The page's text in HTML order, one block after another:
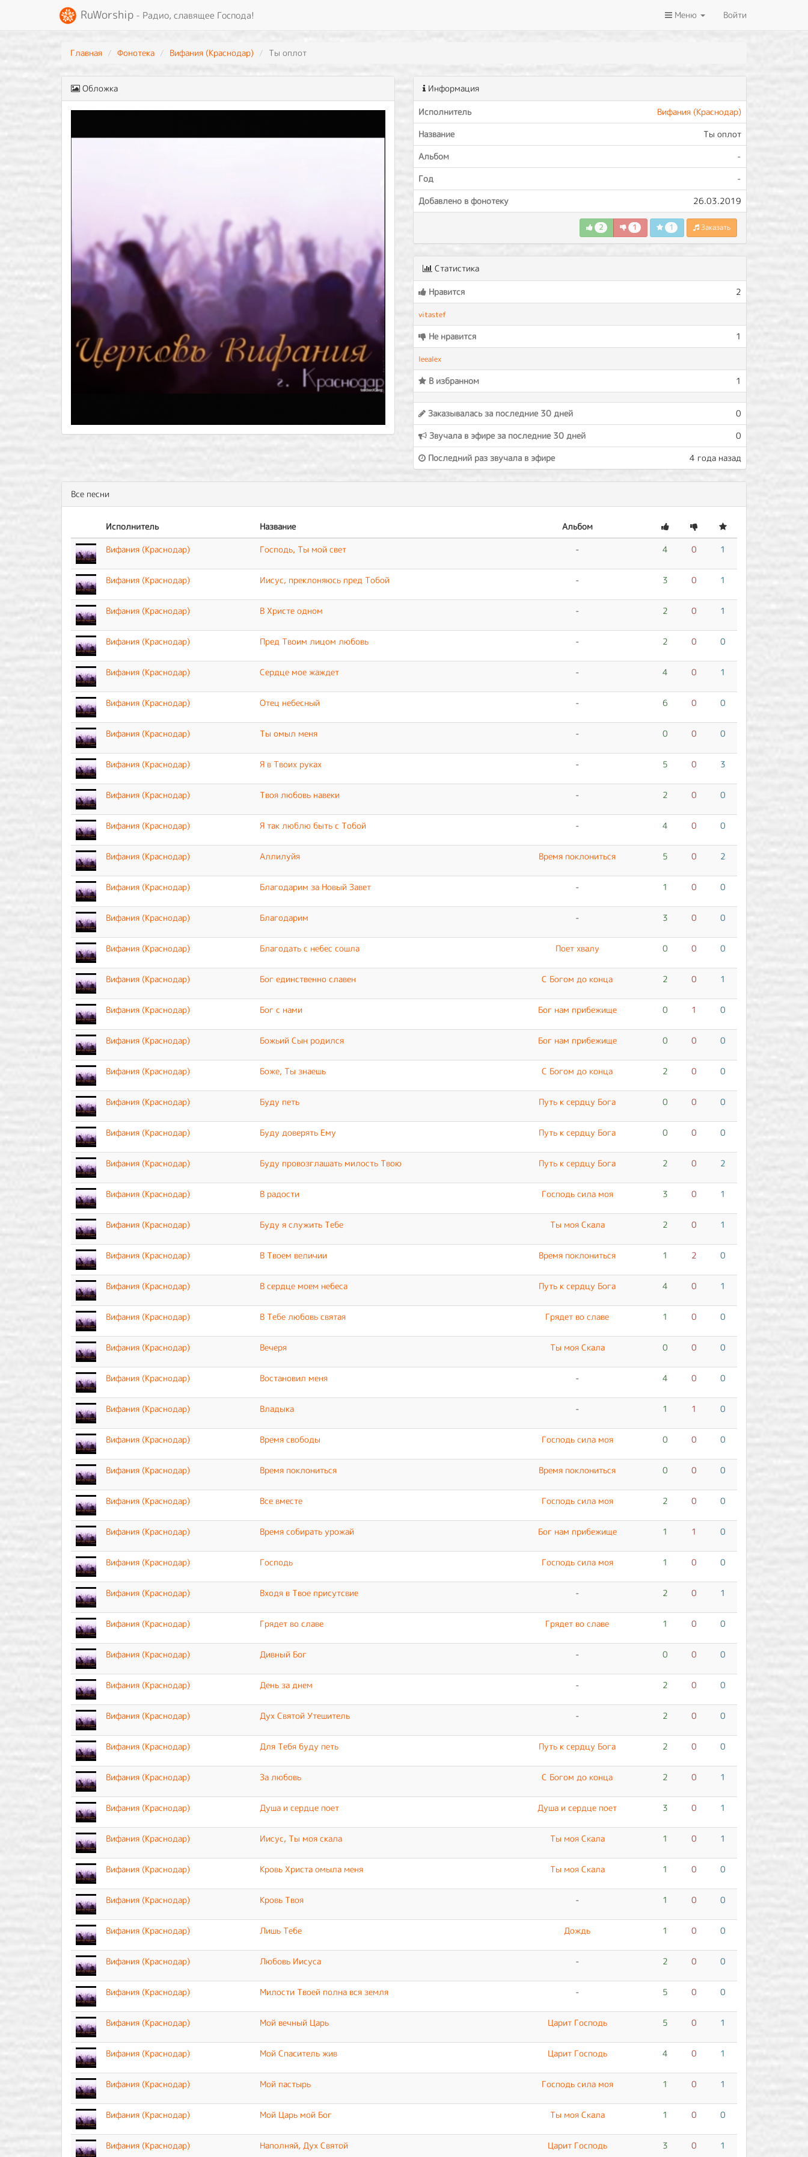
RuWorship - Радио, славящее Господа! Меню Войти
Главная Фонотека Вифания (Краснодар) Ты оплот
Обложка Информация
Исполнитель
Вифания (Краснодар)
Название
Ты оплот
Альбом
-
Год
-
Добавлено в фонотеку
26.03.2019
2 1 1 Заказать
Статистика
Нравится 2
vitastef
Не нравится 1
leealex
В избранном 1
Заказывалась за последние 30 дней
0
Звучала в эфире за последние 30 дней
0
Последний раз звучала в эфире
4 года назад
Все песни
Исполнитель Название
Альбом
Вифания (Краснодар)
Господь, Ты мой свет - 4 0 1
Вифания (Краснодар) Иисус, преклоняюсь пред Тобой - 3 0 1
Вифания (Краснодар) В Христе одном - 2 0 1
Вифания (Краснодар) Пред Твоим лицом любовь - 2 0 0
Вифания (Краснодар) Сердце мое жаждет - 4 0 1
Вифания (Краснодар) Отец небесный - 6 0 0
Вифания (Краснодар) Ты омыл меня - 0 0 0
Вифания (Краснодар) Я в Твоих руках - 5 0 3
Вифания (Краснодар) Твоя любовь навеки - 2 0 0
Вифания (Краснодар) Я так люблю быть с Тобой - 4 0 0
Вифания (Краснодар) Аллилуйя Время поклониться 5 0 2
Вифания (Краснодар) Благодарим за Новый Завет - 1 0 0
Вифания (Краснодар) Благодарим - 3 0 0
Вифания (Краснодар) Благодать с небес сошла Поет хвалу 0 0 0
Вифания (Краснодар) Бог единственно славен С Богом до конца 2 0 1
Вифания (Краснодар) Бог с нами Бог нам прибежище 0 1 0
Вифания (Краснодар) Божьий Сын родился Бог нам прибежище 0 0 0
Вифания (Краснодар) Боже, Ты знаешь С Богом до конца 2 0 0
Вифания (Краснодар) Буду петь Путь к сердцу Бога 0 0 0
Вифания (Краснодар) Буду доверять Ему Путь к сердцу Бога 0 0 0
Вифания (Краснодар) Буду провозглашать милость Твою Путь к сердцу Бога 2 0 2
Вифания (Краснодар) В радости Господь сила моя 3 0 1
Вифания (Краснодар) Буду я служить Тебе Ты моя Скала 2 0 1
Вифания (Краснодар) В Твоем величии Время поклониться 1 2 0
Вифания (Краснодар) В сердце моем небеса Путь к сердцу Бога 4 0 1
Вифания (Краснодар) В Тебе любовь святая Грядет во славе 1 0 0
Вифания (Краснодар) Вечеря Ты моя Скала 0 0 0
Вифания (Краснодар) Востановил меня - 4 0 0
Вифания (Краснодар) Владыка - 1 1 0
Вифания (Краснодар) Время свободы Господь сила моя 0 0 0
Вифания (Краснодар) Время поклониться Время поклониться 0 0 0
Вифания (Краснодар) Все вместе Господь сила моя 2 0 0
Вифания (Краснодар) Время собирать урожай Бог нам прибежище 1 1 0
Вифания (Краснодар) Господь Господь сила моя 1 0 0
Вифания (Краснодар) Входя в Твое присутсвие - 2 0 1
Вифания (Краснодар) Грядет во славе Грядет во славе 1 0 0
Вифания (Краснодар) Дивный Бог - 0 0 0
Вифания (Краснодар) День за днем - 2 0 0
Вифания (Краснодар) Дух Святой Утешитель - 2 0 0
Вифания (Краснодар) Для Тебя буду петь Путь к сердцу Бога 2 0 0
Вифания (Краснодар) За любовь С Богом до конца 2 0 1
Вифания (Краснодар) Душа и сердце поет Душа и сердце поет 3 0 1
Вифания (Краснодар) Иисус, Ты моя скала Ты моя Скала 1 0 1
Вифания (Краснодар) Кровь Христа омыла меня Ты моя Скала 1 0 0
Вифания (Краснодар) Кровь Твоя - 1 0 0
Вифания (Краснодар) Лишь Тебе Дождь 1 0 0
Вифания (Краснодар) Любовь Иисуса - 2 0 0
Вифания (Краснодар) Милости Твоей полна вся земля - 5 0 0
Вифания (Краснодар) Мой вечный Царь Царит Господь 5 0 1
Вифания (Краснодар) Мой Спаситель жив Царит Господь 4 0 1
Вифания (Краснодар) Мой пастырь Господь сила моя 1 0 1
Вифания (Краснодар) Мой Царь мой Бог Ты моя Скала 1 0 0
Вифания (Краснодар) Наполняй, Дух Святой Царит Господь 3 0 1